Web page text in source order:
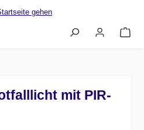
mit PIR-